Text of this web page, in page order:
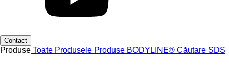
Contact
Produse Toate Produsele Produse BODYLINE® Căutare SDS